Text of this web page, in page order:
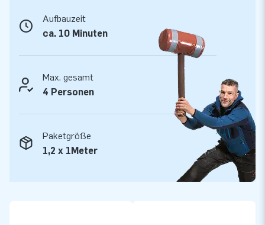
Gebläse, Erdnägel, Transporttasche und einer deutlichen
Bedienungsanleitung geliefert. Ein komplett Set für ein
JB Hüpfburgen sind an mehreren Stellen verstärkt und
mehrfach vernäht. Sie werden aus einer hoch qualitativen 9×9
Gewebe PVC Plane produziert. Aufgrund dessen sind Sie
langlebig und einfach zu reinigen. Zu dem gewähren wir Ihnen
5 Jahre Hersteller Garantie, aus diesem Grund liefern Sie mit
diesem Produkt jahrelang optimalen Spielspaß.
Aufbauzeit
ca. 10 Minuten
Max. gesamt
4 Personen
Paketgröße
1,2 x 1Meter